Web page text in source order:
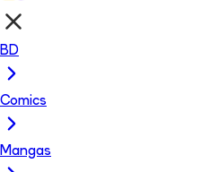
BD
Comics
Mangas